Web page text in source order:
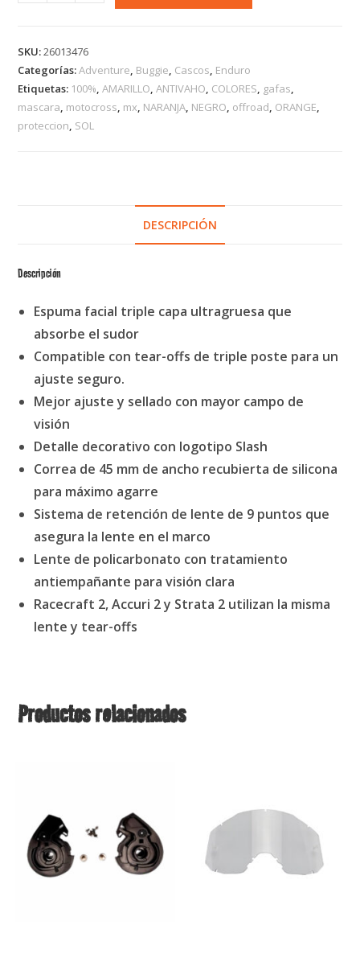
SKU:26013476
Categorías:Adventure, Buggie, Cascos, Enduro
Etiquetas: 100%,AMARILLO,ANTIVAHO, COLORES, gafas,
mascara, motocross, mx, NARANJA, NEGRO, offroad, ORANGE,
proteccion, SOL
DESCRIPCIÓN
Descripción
Espuma facial triple capa ultragruesa que
absorbe el sudor
Compatible con tear-offs de triple poste para un
ajuste seguro.
Mejor ajuste y sellado con mayor campo de
visión
Detalle decorativo con logotipo Slash
Correa de 45 mm de ancho recubierta de silicona
para máximo agarre
Sistema de retención de lente de 9 puntos que
asegura la lente en el marco
Lente de policarbonato con tratamiento
antiempañante para visión clara
Racecraft 2, Accuri 2 y Strata 2 utilizan la misma
lente y tear-offs
Productos relacionados